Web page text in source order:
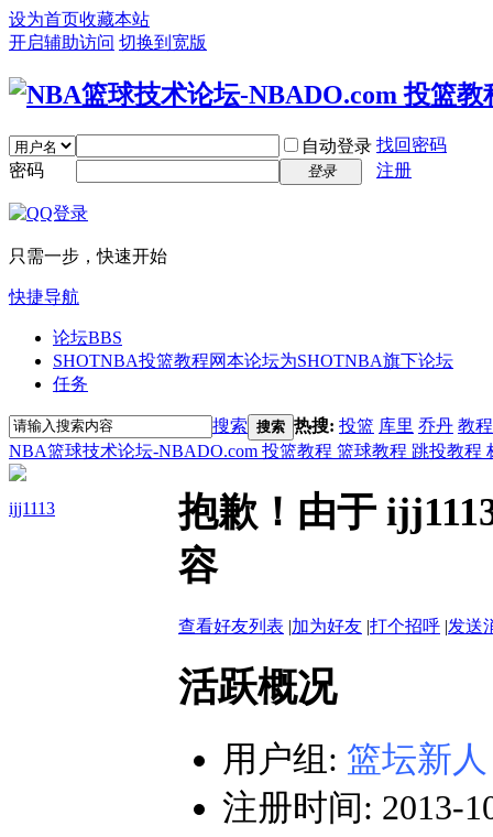
设为首页收藏本站
开启辅助访问 切换到宽版
自动登录 找回密码
密码
登录 注册
只需一步，快速开始
快捷导航
论坛BBS
SHOTNBA投篮教程网本论坛为SHOTNBA旗下论坛
任务
搜索 搜索 热搜: 投篮 库里 乔丹 教程
NBA篮球技术论坛-NBADO.com 投篮教程 篮球教程 跳投教程
ijj1113
抱歉！由于
容
查看好友列表 |加为好友 |打个招呼 |发送
活跃概况
用户组: 篮坛新人
注册时间: 2013-